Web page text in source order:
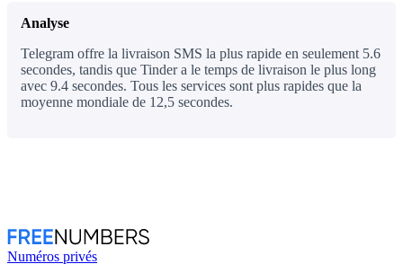
Analyse
Telegram offre la livraison SMS la plus rapide en seulement 5.6
secondes, tandis que Tinder a le temps de livraison le plus long
avec 9.4 secondes. Tous les services sont plus rapides que la
moyenne mondiale de 12,5 secondes.
Numéros privés